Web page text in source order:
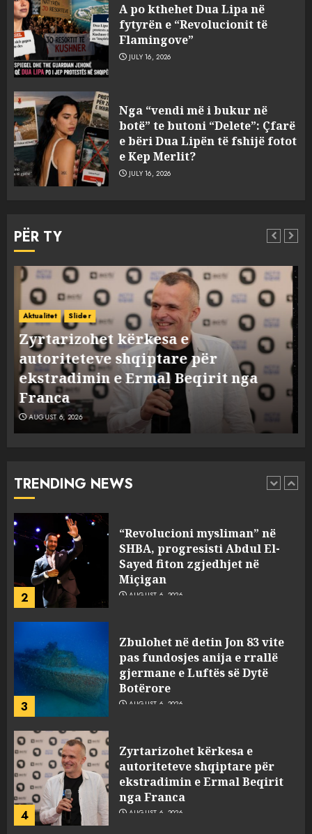
A po kthehet Dua Lipa në
fytyrën e “Revolucionit të
Flamingove”
JULY 16, 2026
Nga “vendi më i bukur në
botë” te butoni “Delete”: Çfarë
e bëri Dua Lipën të fshijë fotot
e Kep Merlit?
JULY 16, 2026
PËR TY
Aktualitet Botë Kuriozitete
A do të ketë rrezik për Tokën?
Anija kozmike e SpaceX përplaset
në Hënë
AUGUST 6, 2026
TRENDING NEWS
3
pas fundosjes anija e rrallë
gjermane e Luftës së Dytë
Botërore
AUGUST 6, 2026
4
ekstradimin e Ermal Beqirit
AUGUST 6, 2026
5
A do të ketë rrezik për Tokën?
Anija kozmike e SpaceX
përplaset në Hënë
AUGUST 6, 2026
1
A ishte i orkestruar politikisht
AUGUST 6, 2026
2
“Revolucioni mysliman” në
SHBA, progresisti Abdul El-
Sayed fiton zgjedhjet në
Miçigan
AUGUST 6, 2026
3
Zbulohet në detin Jon 83 vite
pas fundosjes anija e rrallë
gjermane e Luftës së Dytë
Botërore
AUGUST 6, 2026
4
Zyrtarizohet kërkesa e
autoriteteve shqiptare për
ekstradimin e Ermal Beqirit
nga Franca
AUGUST 6, 2026